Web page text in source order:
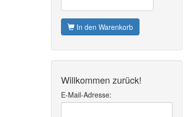
In den Warenkorb
Willkommen zurück!
E-Mail-Adresse: